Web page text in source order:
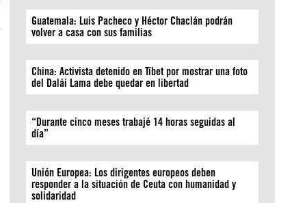
Guatemala: Luis Pacheco y Héctor Chaclán podrán
volver a casa con sus familias
China: Activista detenido en Tíbet por mostrar una foto
del Dalái Lama debe quedar en libertad
“Durante cinco meses trabajé 14 horas seguidas al
día”
Unión Europea: Los dirigentes europeos deben
responder a la situación de Ceuta con humanidad y
solidaridad